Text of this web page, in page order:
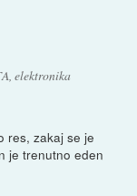
elektronika
res, zakaj se je
je trenutno eden